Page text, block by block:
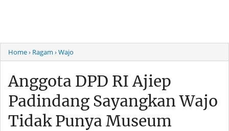
Home› Ragam › Wajo
Anggota DPD RI Ajiep
Padindang Sayangkan Wajo
Tidak Punya Museum